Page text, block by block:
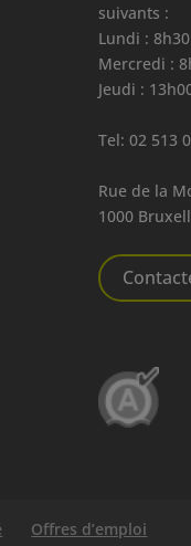
suivants :
Lundi :
Mercredi :
Jeudi :
Tel:02 513
Rue de la
1000
Offres d’emploi